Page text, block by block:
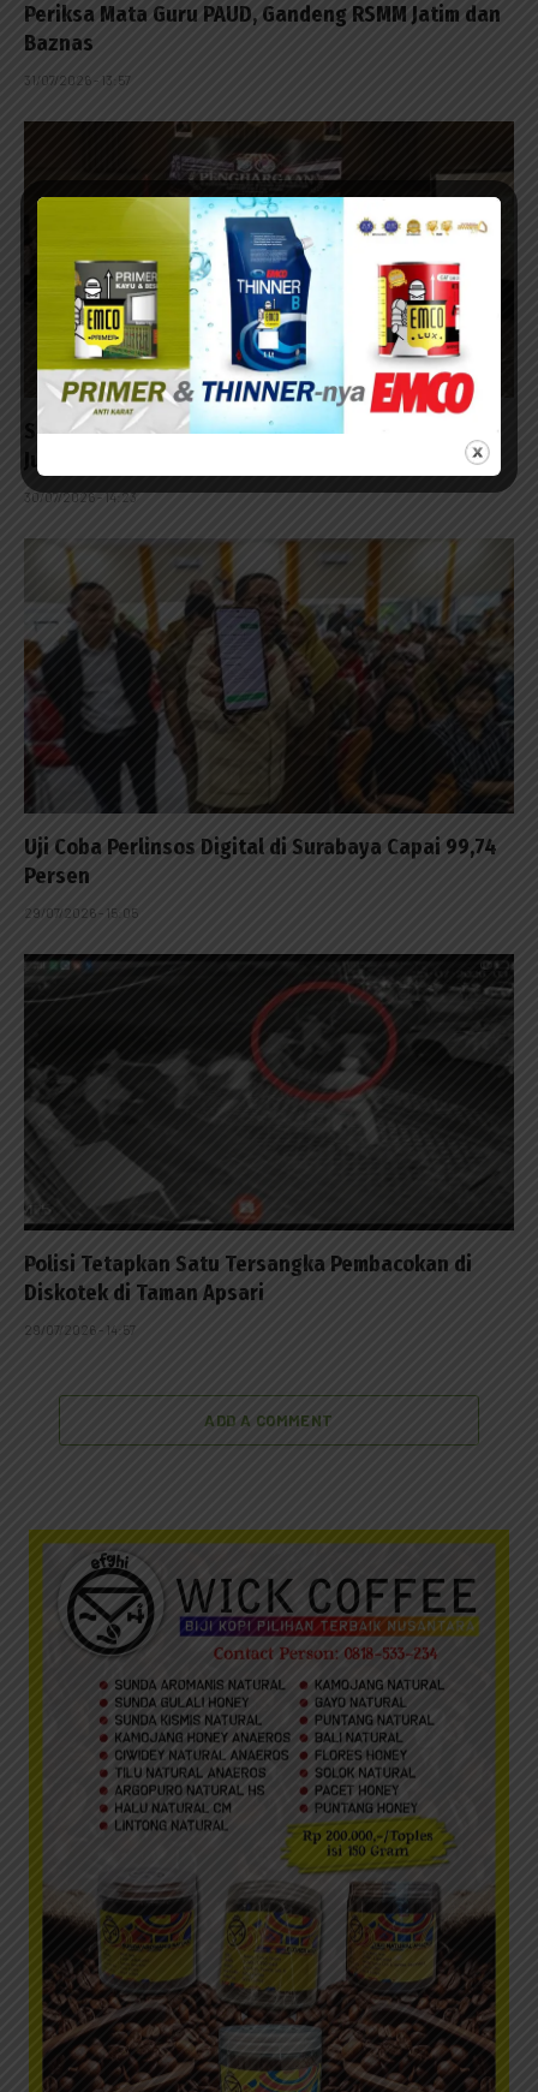
Periksa Mata Guru PAUD, Gandeng RSMM Jatim dan
Baznas
31/07/2026 - 13:57
Satnarkoba Polres Pelabuhan Tanjung Perak Raih
30/07/2026 - 14:23
Uji Coba Perlinsos Digital di Surabaya Capai 99,74
Persen
29/07/2026 - 15:05
Polisi Tetapkan Satu Tersangka Pembacokan di
Diskotek di Taman Apsari
29/07/2026 - 14:57
ADD A COMMENT